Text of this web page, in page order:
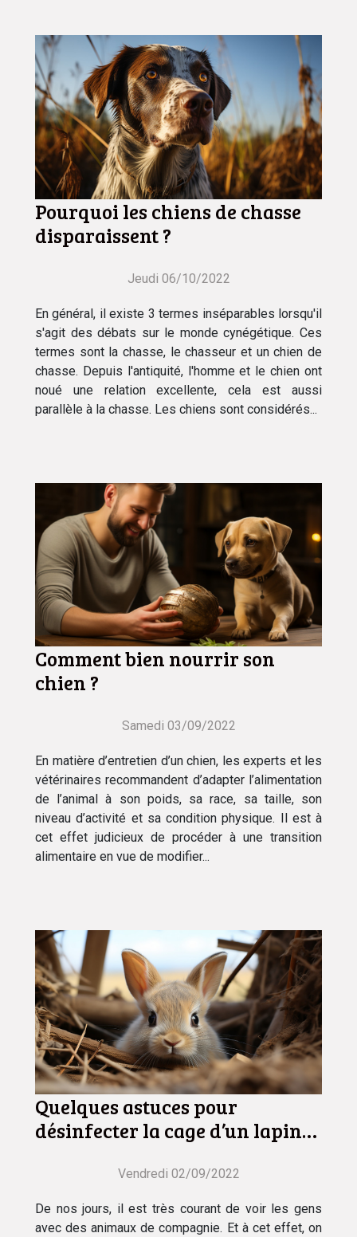
Pourquoi les chiens de chasse
disparaissent ?
Jeudi 06/10/2022
En général, il existe 3 termes inséparables lorsqu'il
s'agit des débats sur le monde cynégétique. Ces
termes sont la chasse, le chasseur et un chien de
chasse. Depuis l'antiquité, l'homme et le chien ont
noué une relation excellente, cela est aussi
parallèle à la chasse. Les chiens sont considérés...
Comment bien nourrir son
chien ?
Samedi 03/09/2022
En matière d’entretien d’un chien, les experts et les
vétérinaires recommandent d’adapter l’alimentation
de l’animal à son poids, sa race, sa taille, son
niveau d’activité et sa condition physique. Il est à
cet effet judicieux de procéder à une transition
alimentaire en vue de modifier...
Quelques astuces pour
désinfecter la cage d’un lapin
Vendredi 02/09/2022
De nos jours, il est très courant de voir les gens
avec des animaux de compagnie. Et à cet effet, on